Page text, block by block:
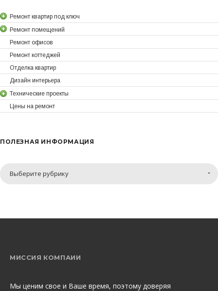
Ремонт квартир под ключ
Ремонт помещений
Ремонт офисов
Ремонт коттеджей
Отделка квартир
Дизайн интерьера
Технические проекты
Цены на ремонт
ПОЛЕЗНАЯ ИНФОРМАЦИЯ
Полезная
Выберите рубрику
МИССИЯ КОМПАИИ
Мы ценим свое и Ваше время, поэтому доверяя